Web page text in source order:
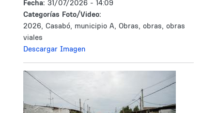
Fecha: 31/07/2026 - 14:09
Categorías Foto/Video:
2026, Casabó, municipio A, Obras, obras, obras
viales
Descargar Imagen